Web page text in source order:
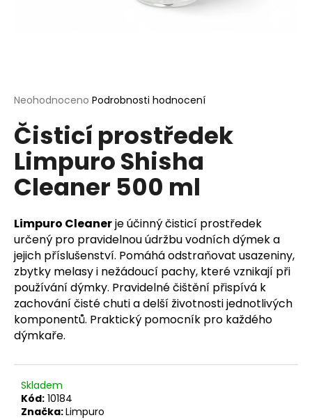
Průměrné
produktu
je
0,0
5
hvězdiček.
Neohodnoceno Podrobnosti hodnocení
Čisticí prostředek
Limpuro Shisha
Cleaner 500 ml
Limpuro Cleanerje účinný čisticí prostředek
určený pro pravidelnou údržbu vodních dýmek a
jejich příslušenství. Pomáhá odstraňovat usazeniny,
zbytky melasy i nežádoucí pachy, které vznikají při
používání dýmky. Pravidelné čištění přispívá k
zachování čisté chuti a delší životnosti jednotlivých
komponentů. Praktický pomocník pro každého
dýmkaře.
Skladem
Kód: 10184
Značka:Limpuro
HLEDAT
D
o
p
o
r
u
č
u
j
e
e